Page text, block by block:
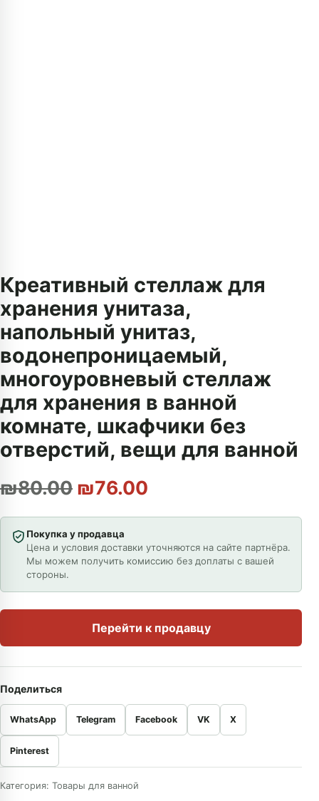
Креативный стеллаж для
хранения унитаза,
напольный унитаз,
водонепроницаемый,
многоуровневый стеллаж
для хранения в ванной
комнате, шкафчики без
отверстий, вещи для ванной
₪80.00 Первоначальная цена
₪76.00
Покупка у продавца
Цена и условия доставки уточняются на сайте партнёра.
Мы можем получить комиссию без доплаты с вашей
стороны.
Перейти к продавцу
Поделиться
WhatsApp Telegram Facebook VK X
Pinterest
Категория: Товары для ванной